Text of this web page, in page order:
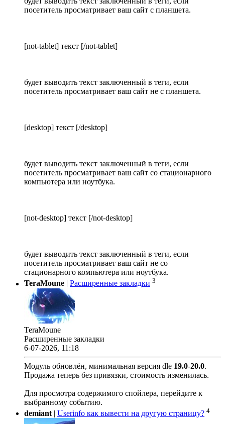
посетитель просматривает ваш сайт с планшета.
[not-tablet] текст [/not-tablet]
будет выводить текст заключенный в теги, если
посетитель просматривает ваш сайт не с планшета.
[desktop] текст [/desktop]
будет выводить текст заключенный в теги, если
посетитель просматривает ваш сайт со стационарного
компьютера или ноутбука.
[not-desktop] текст [/not-desktop]
будет выводить текст заключенный в теги, если
посетитель просматривает ваш сайт не со
стационарного компьютера или ноутбука.
TeraMoune
Расширенные закладки 3
TeraMoune
Расширенные закладки
6-07-2026, 11:18
Модуль обновлён, минимальная версия dle 19.0-20.0.
Продажа теперь без привязки, стоимость изменилась.
Для просмотра содержимого спойлера, перейдите к
выбранному событию.
demiant | Userinfo как вывести на другую страницу? 4